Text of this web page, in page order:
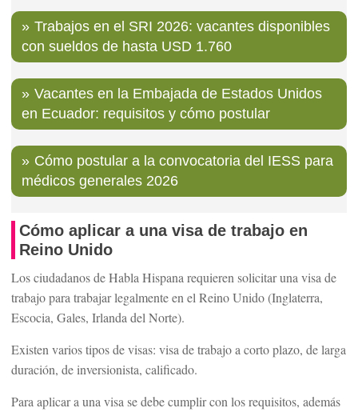
Trabajos en el SRI 2026: vacantes disponibles
con sueldos de hasta USD 1.760
Vacantes en la Embajada de Estados Unidos
en Ecuador: requisitos y cómo postular
Cómo postular a la convocatoria del IESS para
médicos generales 2026
Cómo aplicar a una visa de trabajo en
Reino Unido
Los ciudadanos de Habla Hispana requieren solicitar una visa de
trabajo para trabajar legalmente en el Reino Unido (Inglaterra,
Escocia, Gales, Irlanda del Norte).
Existen varios tipos de visas: visa de trabajo a corto plazo, de larga
duración, de inversionista, calificado.
Para aplicar a una visa se debe cumplir con los requisitos, además